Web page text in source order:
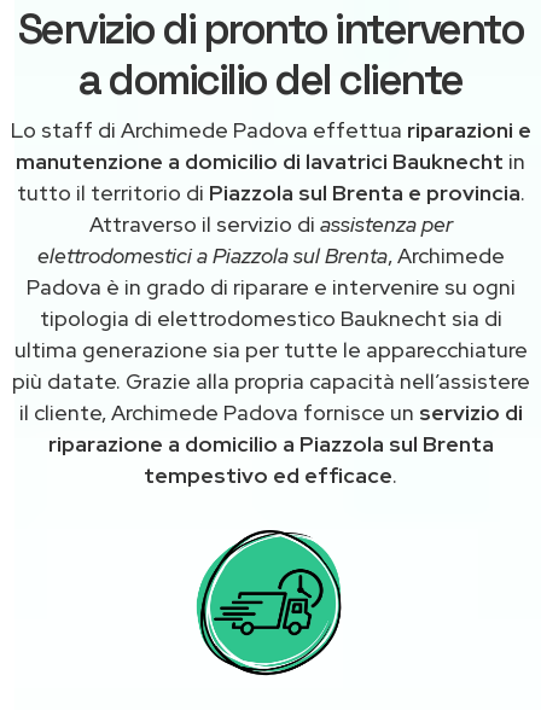
Servizio di pronto intervento
a domicilio del cliente
Lo staff di Archimede Padova effettua riparazioni e
manutenzione a domicilio di lavatrici Bauknecht in
tutto il territorio di Piazzola sul Brenta e provincia.
Attraverso il servizio di assistenza per
elettrodomestici a Piazzola sul Brenta, Archimede
Padova è in grado di riparare e intervenire su ogni
tipologia di elettrodomestico Bauknecht sia di
ultima generazione sia per tutte le apparecchiature
più datate. Grazie alla propria capacità nell’assistere
il cliente, Archimede Padova fornisce un servizio di
riparazione a domicilio a Piazzola sul Brenta
tempestivo ed efficace.